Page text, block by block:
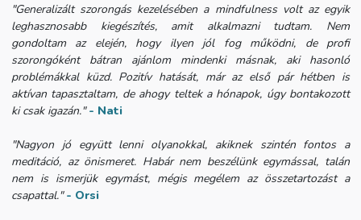
"Generalizált szorongás kezelésében a mindfulness volt az egyik
leghasznosabb kiegészítés, amit alkalmazni tudtam. Nem
gondoltam az elején, hogy ilyen jól fog működni, de profi
szorongóként bátran ajánlom mindenki másnak, aki hasonló
problémákkal küzd. Pozitív hatását, már az első pár hétben is
aktívan tapasztaltam, de ahogy teltek a hónapok, úgy bontakozott
ki csak igazán."- Nati
"Nagyon jó együtt lenni olyanokkal, akiknek szintén fontos a
meditáció, az önismeret. Habár nem beszélünk egymással, talán
nem is ismerjük egymást, mégis megélem az összetartozást a
csapattal."- Orsi